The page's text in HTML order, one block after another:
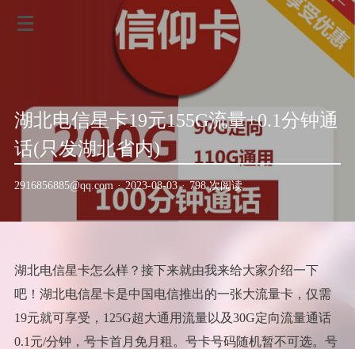
湖北电信星卡19元155G流量+0.1分钟通
话(只发湖北省内)
2916856885@qq.com · 2023-08-03 · 798 次阅读
湖北电信星卡怎么样？接下来就由我来给大家介绍一下
吧！湖北电信星卡是中国电信推出的一张大流量卡，仅需
19元就可享受，125G超大通用流量以及30G定向流量通话
0.1元/分钟，号卡首月免月租。号卡号码随机暂不可选。号